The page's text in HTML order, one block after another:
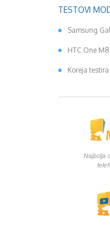
TESTOVI
Samsung
HTC One
Koreja
Najbolja